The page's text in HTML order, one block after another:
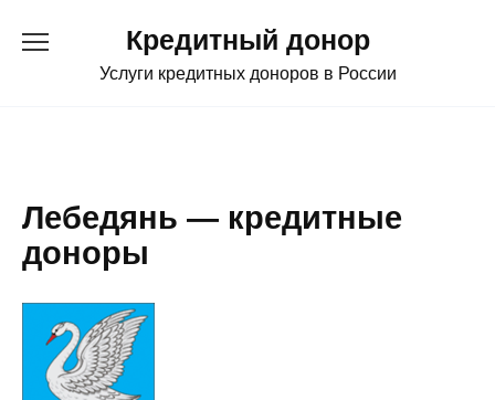
содержанию
Кредитный донор
Услуги кредитных доноров в России
Лебедянь — кредитные
доноры